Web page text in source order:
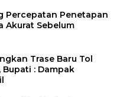
Percepatan Penetapan
Akurat Sebelum
Trase Baru Tol
: Dampak